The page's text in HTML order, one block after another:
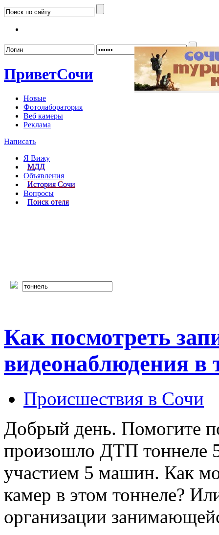
ПриветСочи
Новые
Фотолаборатория
Веб камеры
Реклама
Написать
Я Вижу
МДД
Объявления
История Сочи
Вопросы
Поиск отеля
Как посмотреть
видеонаблюдения в
Происшествия в Сочи
Добрый день. Помогите
произошло ДТП тоннеле
участием 5 машин. Как
камер в этом тоннеле?
организации